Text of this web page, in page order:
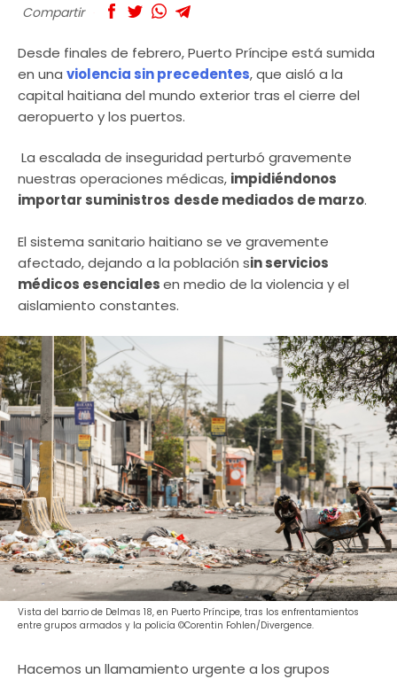
Compartir
Desde finales de febrero, Puerto Príncipe está sumida
en una violencia sin precedentes, que aisló a la
capital haitiana del mundo exterior tras el cierre del
aeropuerto y los puertos.
La escalada de inseguridad perturbó gravemente
nuestras operaciones médicas, impidiéndonos
importar suministros desde mediados de marzo.
El sistema sanitario haitiano se ve gravemente
afectado, dejando a la población sin servicios
médicos esencialesen medio de la violencia y el
aislamiento constantes.
Vista del barrio de Delmas 18, en Puerto Príncipe, tras los enfrentamientos
entre grupos armados y la policía ©Corentin Fohlen/Divergence.
Hacemos un llamamiento urgente a los grupos